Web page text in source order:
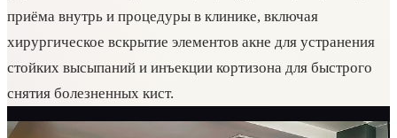
приёма внутрь и процедуры в клинике, включая
хирургическое вскрытие элементов акне для устранения
стойких высыпаний и инъекции кортизона для быстрого
снятия болезненных кист.